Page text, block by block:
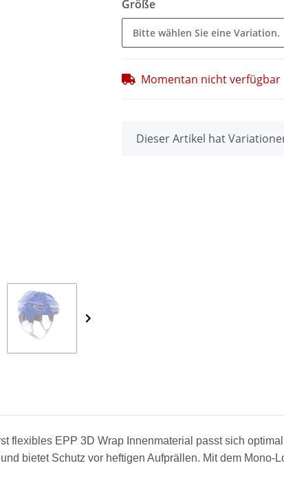
Größe
Bitte wählen Sie eine Variation.
Momentan nicht verfügbar
x
Dieser Artikel hat
flexibles EPP 3D Wrap Innenmaterial passt sich
bietet Schutz vor heftigen Aufprällen. Mit dem